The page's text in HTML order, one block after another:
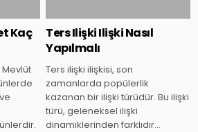
Kaç
Ters Ilişki Ilişki Nasıl
Yapılmalı
Ters ilişki ilişkisi, son
zamanlarda popülerlik
kazanan bir ilişki türüdür. Bu ilişki
türü, geleneksel ilişki
dinamiklerinden farklıdır…